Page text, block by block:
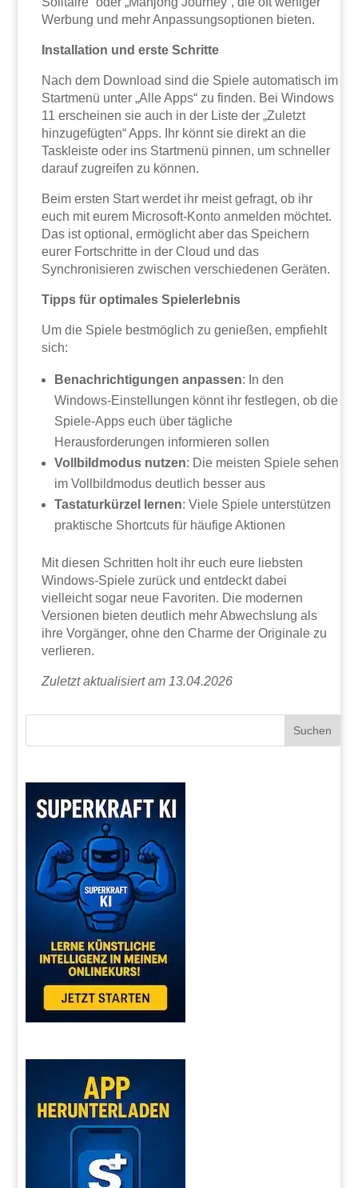
Werbung und mehr Anpassungsoptionen bieten.
Installation und erste Schritte
Nach dem Download sind die Spiele automatisch im
Startmenü unter „Alle Apps“ zu finden. Bei Windows
11 erscheinen sie auch in der Liste der „Zuletzt
hinzugefügten“ Apps. Ihr könnt sie direkt an die
Taskleiste oder ins Startmenü pinnen, um schneller
darauf zugreifen zu können.
Beim ersten Start werdet ihr meist gefragt, ob ihr
euch mit eurem Microsoft-Konto anmelden möchtet.
Das ist optional, ermöglicht aber das Speichern
eurer Fortschritte in der Cloud und das
Synchronisieren zwischen verschiedenen Geräten.
Tipps für optimales Spielerlebnis
Um die Spiele bestmöglich zu genießen, empfiehlt
sich:
Benachrichtigungen anpassen: In den
Windows-Einstellungen könnt ihr festlegen, ob die
Spiele-Apps euch über tägliche
Herausforderungen informieren sollen
Vollbildmodus nutzen: Die meisten Spiele sehen
im Vollbildmodus deutlich besser aus
Tastaturkürzel lernen: Viele Spiele unterstützen
praktische Shortcuts für häufige Aktionen
Mit diesen Schritten holt ihr euch eure liebsten
Windows-Spiele zurück und entdeckt dabei
vielleicht sogar neue Favoriten. Die modernen
Versionen bieten deutlich mehr Abwechslung als
ihre Vorgänger, ohne den Charme der Originale zu
verlieren.
Zuletzt aktualisiert am 13.04.2026